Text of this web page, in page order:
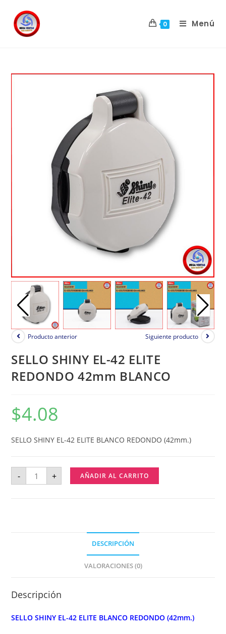
0 Menú
Producto anterior Siguiente producto
SELLO SHINY EL-42 ELITE
REDONDO 42mm BLANCO
$4.08
SELLO SHINY EL-42 ELITE BLANCO REDONDO (42mm.)
- + AÑADIR AL CARRITO
DESCRIPCIÓN
VALORACIONES (0)
Descripción
SELLO SHINY EL-42 ELITE BLANCO REDONDO (42mm.)